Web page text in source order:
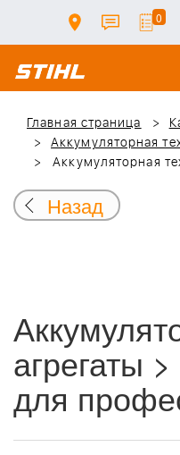
0
Главная страница
Аккумуляторная
Аккумуляторная
Назад
агрегаты
для